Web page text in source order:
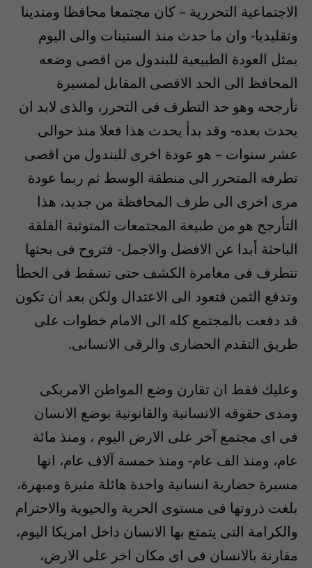
الاجتماعية التحررية – كان مجتمعا محافظا ومتدينا
وتقليديا- وان ما حدث منذ الستينات والى اليوم
يمثل العودة الطبيعية للبندول من اقصى وضعه
المحافظ الى الحد الاقصى المقابل لمسيرة
تأرجحه وهو حد التطرف فى التحرر، والذى لابد ان
يحدث بعده- وقد بدأ يحدث هذا فعلا منذ حوالى
عشر سنوات – هو عودة اخرى للبندول من اقصى
تطرفه المتحرر الى منطقة الوسط ثم ربما عودة
مرى اخرى الى طرف المحافظة من جديد، هذا
التأرجح هو من طبيعة المجتمعات المتوثبة القلقة
الباحثة أبدا عن الافضل والاجمل- فتروح فى بحثها
تتطرف فى مغامرة الكشف حتى تسقط فى الخطأ
وتدفع الثمن فتعود الى الاعتدال ولكن بعد ان تكون
قد دفعت بالمجتمع كله الى الامام خطوات على
طريق التقدم الحضارى والرقى الانسانى.
وعليك فقط ان تقارن وضع المواطن الامريكى
ومدى حقوقه الانسانية والقانونية بوضع الانسان
فى اى مجتمع آخر على الارض اليوم ، ومنذ مائة
عام، ومنذ الف عام- ومنذ خمسة آلاف عام، انها
مسيرة حضارية انسانية واحدة هائلة مثيرة ومبهرة،
بلغت ذروتها فى مستوى الحرية والحيوية والاحترام
والكرامة التى يتمتع بها الانسان داخل امريكا اليوم،
مقارنة بالانسان فى اى مكان اخر على الارض،